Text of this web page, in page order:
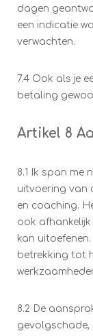
dagen
een indicatie
verwachten.
7.4 Ook als je
betaling
Artikel 8
8.1 Ik span me
uitvoering van
en coaching.
ook
kan
betrekking tot
8.2 De
gevolgschade,